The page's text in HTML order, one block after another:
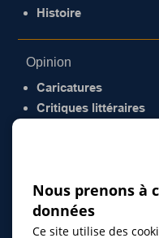
Histoire
Opinion
Caricatures
Critiques littéraires
Nous prenons à
données
Ce site utilise des